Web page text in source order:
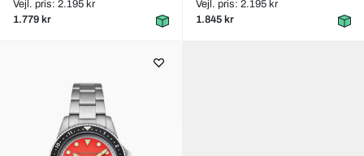
Vejl. pris: 2.195 kr
1.779 kr
Vejl. pris: 2.195 kr
1.845 kr